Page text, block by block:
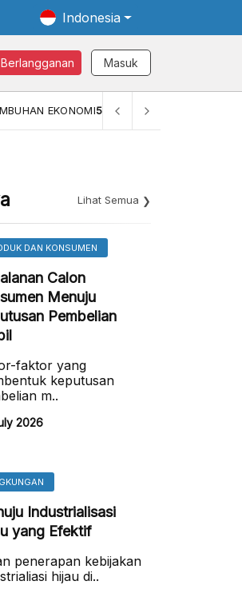
Indonesia
Berlangganan Masuk
EKONOMI (YOY) (Q1)5,61%
Lihat Semua
DAN KONSUMEN
Calon
Menuju
Pembelian
faktor yang
keputusan
m..
2026
Industrialisasi
yang Efektif
penerapan kebijakan
hijau di..